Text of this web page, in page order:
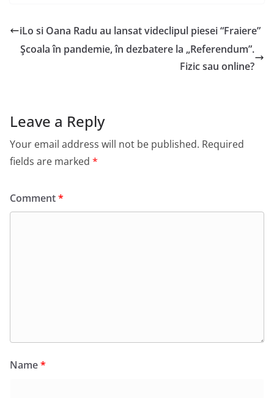
iLo si Oana Radu au lansat videclipul piesei “Fraiere”
Şcoala în pandemie, în dezbatere la „Referendum”.
Fizic sau online?
Leave a Reply
Your email address will not be published. Required
fields are marked *
Comment*
Name*